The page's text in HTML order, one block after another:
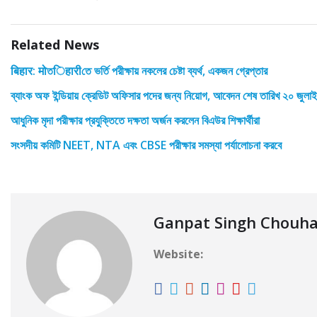
Related News
बिहार: मोতिहारीতে ভর্তি পরীক্ষায় নকলের চেষ্টা ব্যর্থ, একজন গ্রেপ্তার
ব্যাংক অফ ইন্ডিয়ায় ক্রেডিট অফিসার পদের জন্য নিয়োগ, আবেদন শেষ তারিখ ২০ জুলাই
আধুনিক মৃদা পরীক্ষার প্রযুক্তিতে দক্ষতা অর্জন করলেন বিএউর শিক্ষার্থীরা
সংসদীয় কমিটি NEET, NTA এবং CBSE পরীক্ষার সমস্যা পর্যালোচনা করবে
Ganpat Singh
Website: